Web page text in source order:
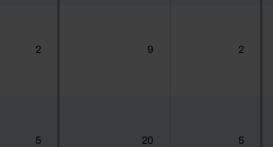
2 9 2
5 20 5